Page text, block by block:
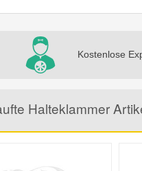
Kostenlose
Halteklammer